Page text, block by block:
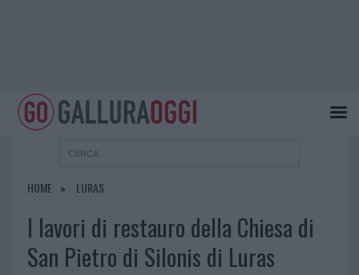
HOME LURAS
I lavori di restauro della Chiesa di
San Pietro di Silonis di Luras